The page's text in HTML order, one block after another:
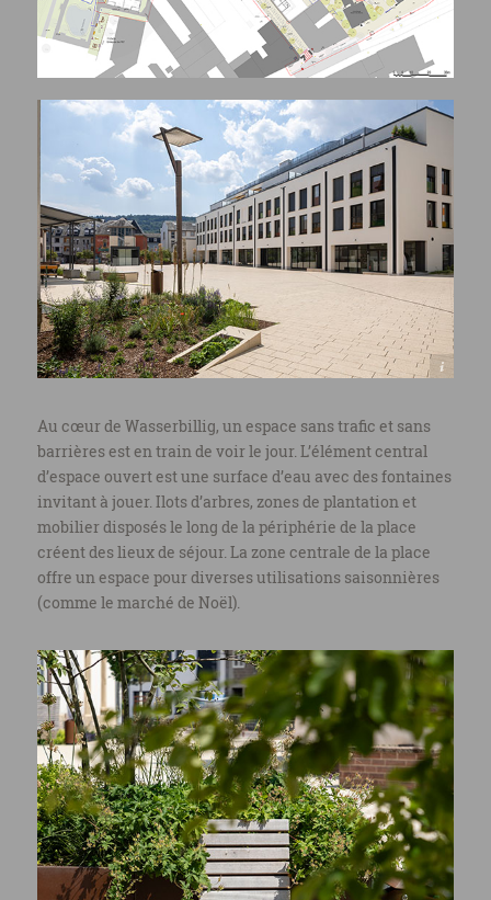
© Henri COLLETTE, 1111 Photography Sàrl
Au cœur de Wasserbillig, un espace sans trafic et sans
barrières est en train de voir le jour. L’élément central
d’espace ouvert est une surface d’eau avec des fontaines
invitant à jouer. Ilots d’arbres, zones de plantation et
mobilier disposés le long de la périphérie de la place
créent des lieux de séjour. La zone centrale de la place
offre un espace pour diverses utilisations saisonnières
(comme le marché de Noël).